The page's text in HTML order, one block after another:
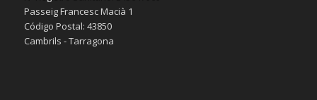
Passeig Francesc Macià 1
Código Postal: 43850
Cambrils - Tarragona